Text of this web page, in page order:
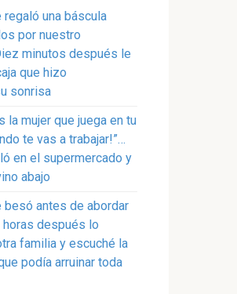
una báscula
por nuestro
minutos después le
que hizo
sonrisa
la mujer que juega en tu
te vas a trabajar!”…
en el supermercado y
abajo
antes de abordar
después lo
familia y escuché la
podía arruinar toda